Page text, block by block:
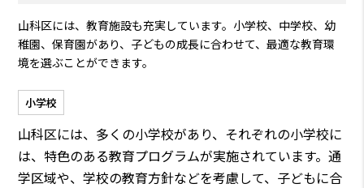
山科区には、教育施設も充実しています。小学校、中学校、幼
稚園、保育園があり、子どもの成長に合わせて、最適な教育環
境を選ぶことができます。
小学校
山科区には、多くの小学校があり、それぞれの小学校に
は、特色のある教育プログラムが実施されています。通
学区域や、学校の教育方針などを考慮して、子どもに合